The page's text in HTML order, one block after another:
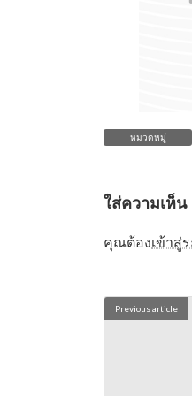
หมวดหมู่
ใส่ความเห็น
คุณต้องเข้าสู่
Previous article